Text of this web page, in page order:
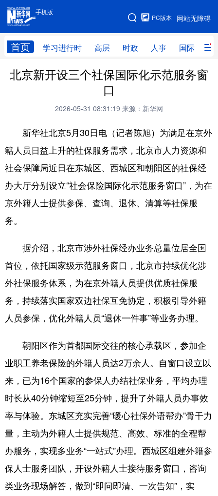
手机版
网站无障碍
PC版本
首页 学习进行时 高层 时政 人事 国际 财
手机版
网站地图
学习进行时 高层 时政 人事
思客智库 全球连线
科技 科普 体育 文化
健康 军事 访谈 视频
图片 中央文件 金融 汽车
亚太网 上市公司 投教基地
地方频道
辽宁 吉林 上海 江苏
浙江 安徽 福建 江西
山东 河南 湖北 湖南
广东 广西 海南 重庆
四川 贵州 云南 西藏
新疆 内蒙古 黑龙江
北京新开设三个社保国际化示范服务窗
口
2026-05-31 08:31:19 来源：新华网
新华社北京5月30日电（记者陈旭）为满足在京外
籍人员日益上升的社保服务需求，北京市人力资源和
社会保障局近日在东城区、西城区和朝阳区的社保经
办大厅分别设立“社会保险国际化示范服务窗口”，为在
京外籍人士提供参保、查询、退休、清算等社保服
务。
据介绍，北京市涉外社保经办业务总量位居全国
首位，依托国家级示范服务窗口，北京市持续优化涉
外社保服务体系，为在京外籍人员提供优质社保服
务，持续落实国家双边社保互免协定，积极引导外籍
人员参保，优化外籍人员“退休一件事”等业务办理。
朝阳区作为首都国际交往的核心承载区，参加企
业职工养老保险的外籍人员达2万余人。自窗口设立以
来，已为16个国家的参保人办结社保业务，平均办理
时长从40分钟缩短至25分钟，提升了外籍人员办事效
率与体验。东城区充实完善“暖心社保外语帮办”骨干力
量，主动为外籍人士提供规范、高效、标准的全程帮
办服务，实现多业务“一站式”办理。西城区组建外籍参
保人士服务团队，开设外籍人士接待服务窗口，咨询
类业务现场解答，做到“即问即清、一次告知”，实